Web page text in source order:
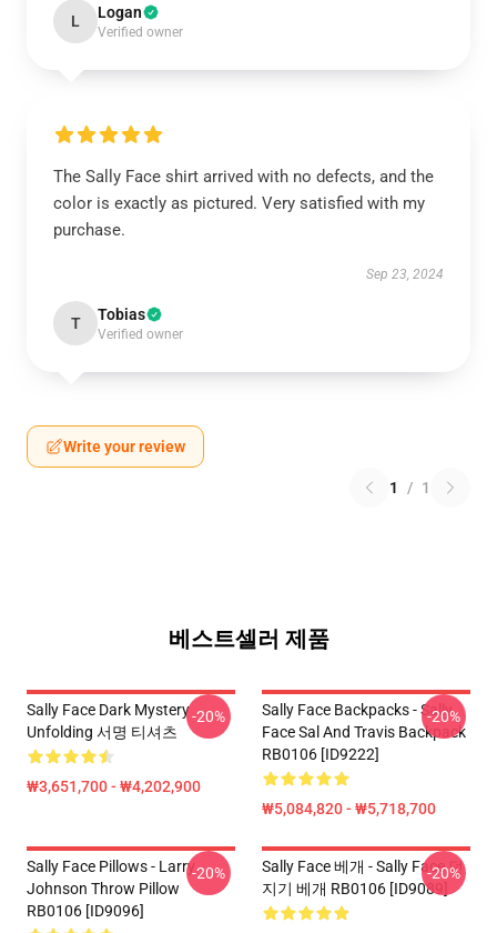
L Logan
Verified owner
The Sally Face shirt arrived with no defects, and the
color is exactly as pictured. Very satisfied with my
purchase.
Sep 23, 2024
T Tobias
Verified owner
Write your review
1 / 1
베스트셀러 제품
Sally Face Dark Mystery
Unfolding 서명 티셔츠
₩3,651,700 - ₩4,202,900
-20%
Sally Face Backpacks - Sally
Face Sal And Travis Backpack
RB0106 [ID9222]
₩5,084,820 - ₩5,718,700
-20%
Sally Face Pillows - Larry
Johnson Throw Pillow
RB0106 [ID9096]
-20%
Sally Face 베개 - Sally Face 던
지기 베개 RB0106 [ID9089]
-20%